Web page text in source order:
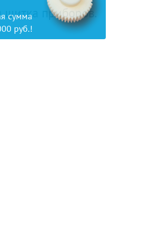
щитка приборов.
сумма
руб.!